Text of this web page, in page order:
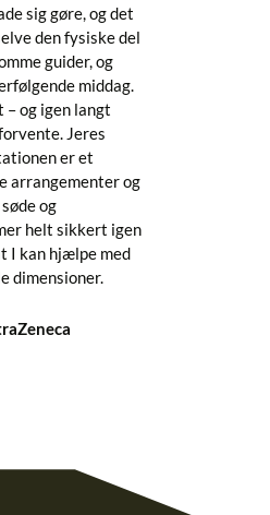
sig gøre, og det
den fysiske del
guider, og
middag.
og igen langt
Jeres
er et
arrangementer og
og
helt sikkert igen
I kan hjælpe med
dimensioner.